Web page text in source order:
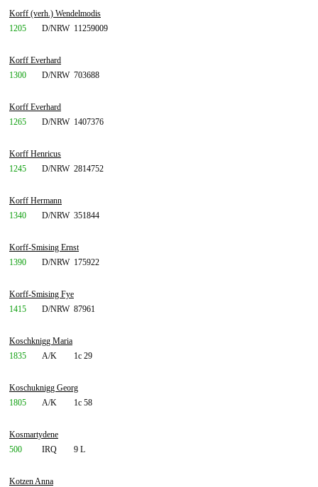
Korff (verh.) Wendelmodis
1205
D/NRW 11259009
Korff Everhard
1300
D/NRW 703688
Korff Everhard
1265
D/NRW 1407376
Korff Henricus
1245
D/NRW 2814752
Korff Hermann
1340
D/NRW 351844
Korff-Smising Ernst
1390
D/NRW 175922
Korff-Smising Fye
1415
D/NRW 87961
Koschknigg Maria
1835
A/K 1c 29
Koschuknigg Georg
1805
A/K 1c 58
Kosmartydene
500
IRQ 9 L
Kotzen Anna